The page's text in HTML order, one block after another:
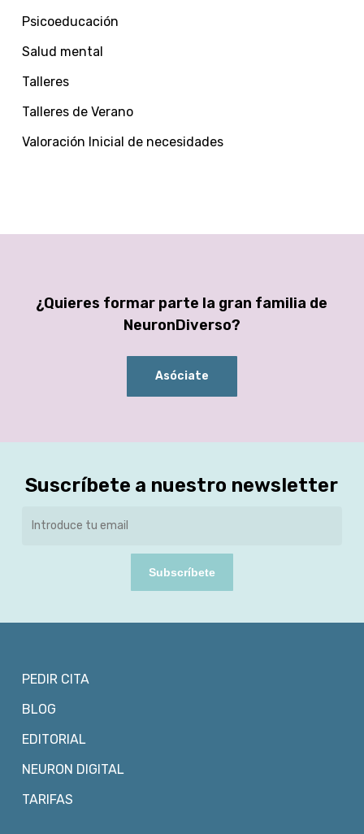
Psicoeducación
Salud mental
Talleres
Talleres de Verano
Valoración Inicial de necesidades
¿Quieres formar parte la gran familia de
NeuronDiverso?
Asóciate
Suscríbete a nuestro newsletter
Subscríbete
PEDIR CITA
BLOG
EDITORIAL
NEURON DIGITAL
TARIFAS